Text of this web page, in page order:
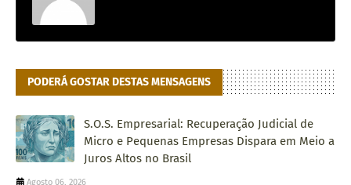
PODERÁ GOSTAR DESTAS MENSAGENS
S.O.S. Empresarial: Recuperação Judicial de
Micro e Pequenas Empresas Dispara em Meio a
Juros Altos no Brasil
Agosto 06, 2026